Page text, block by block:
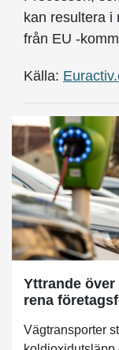
kan resultera i
från EU -
Källa:
Yttrande
rena
Vägtransporter